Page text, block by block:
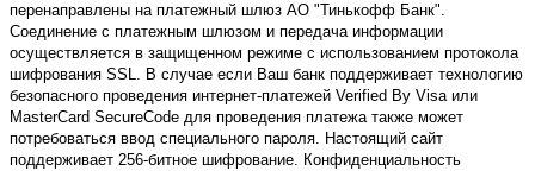
перенаправлены на платежный шлюз АО "Тинькофф Банк".
Соединение с платежным шлюзом и передача информации
осуществляется в защищенном режиме с использованием протокола
шифрования SSL. В случае если Ваш банк поддерживает технологию
безопасного проведения интернет-платежей Verified By Visa или
MasterCard SecureCode для проведения платежа также может
потребоваться ввод специального пароля. Настоящий сайт
поддерживает 256-битное шифрование. Конфиденциальность